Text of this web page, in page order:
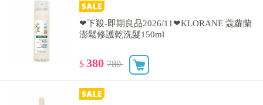
❤下殺-即期良品2026/11❤KLORANE 蔻蘿蘭
澎鬆修護乾洗髮150ml
$ 380 780